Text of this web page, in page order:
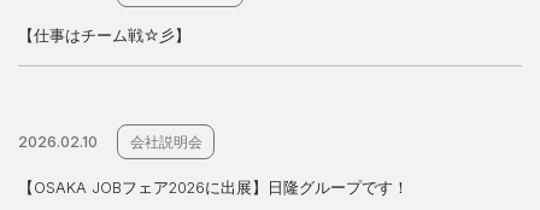
【仕事はチーム戦☆彡】
【OSAKA JOBフェア2026に出展】日隆グループです！
2026.02.10 会社説明会